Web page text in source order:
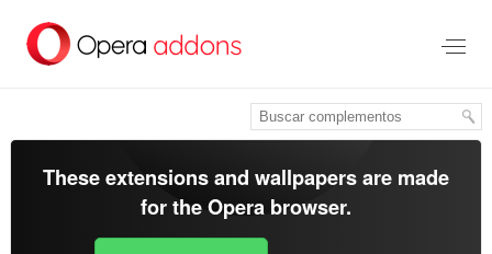
contenido
These extensions and wallpapers are made
for theOpera browser.